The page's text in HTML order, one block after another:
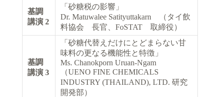
基調
講演 2
「砂糖税の影響」
Dr. Matuwalee Satityuttakarn （タイ飲
料協会 長官、FoSTAT 取締役）
基調
講演 3
「砂糖代替えだけにとどまらない甘
味料の更なる機能性と特徴」
Ms. Chanokporn Uruan-Ngam
（UENO FINE CHEMICALS
INDUSTRY (THAILAND), LTD. 研究
開発部）